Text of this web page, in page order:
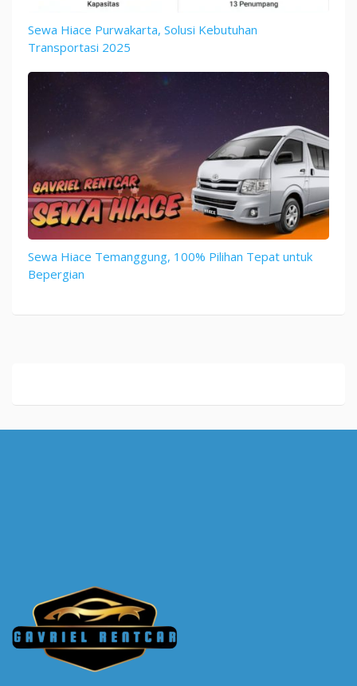
Sewa Hiace Purwakarta, Solusi Kebutuhan
Transportasi 2025
Sewa Hiace Temanggung, 100% Pilihan Tepat untuk
Bepergian